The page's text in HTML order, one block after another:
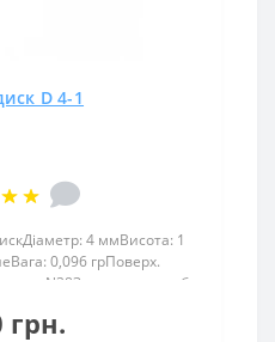
D 4-1
4 ммВисота: 1
0,096 грПоверх.
N38Зчеплення прибл
4х1 мм – це потужни..
грн.